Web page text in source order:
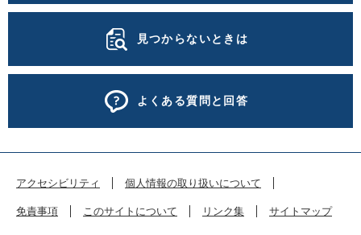
見つからないときは
よくある質問と回答
アクセシビリティ 個人情報の取り扱いについて
免責事項 このサイトについて リンク集 サイトマップ